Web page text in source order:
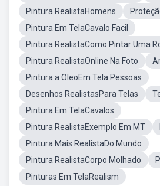
Pintura RealistaHomens
Pintura Em TelaCavalo Facil
Pintura RealistaComo Pintar Uma
Pintura RealistaOnline Na Foto
Pintura a OleoEm Tela Pessoas
Desenhos RealistasPara Telas
Pintura Em TelaCavalos
Pintura RealistaExemplo Em MT
Pintura Mais RealistaDo Mundo
Pintura RealistaCorpo Molhado
Pinturas Em TelaRealism